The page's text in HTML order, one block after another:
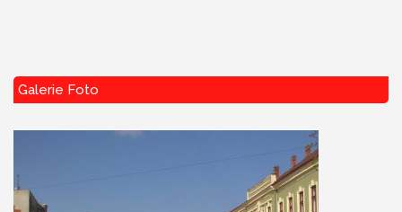
Galerie Foto